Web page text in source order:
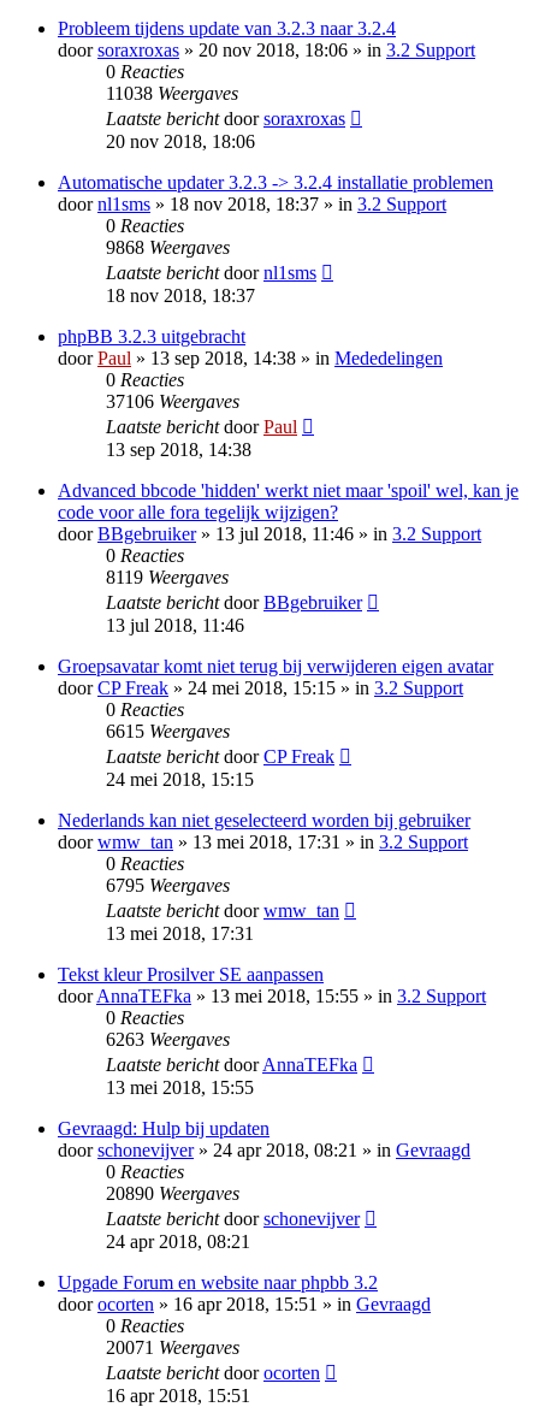
Probleem tijdens update van 3.2.3 naar 3.2.4
doorsoraxroxas » 20 nov 2018, 18:06 » in 3.2 Support
0 Reacties
11038 Weergaves
Laatste berichtdoorsoraxroxas
20 nov 2018, 18:06
Automatische updater 3.2.3 -> 3.2.4 installatie problemen
doornl1sms » 18 nov 2018, 18:37 » in 3.2 Support
0 Reacties
9868 Weergaves
Laatste berichtdoornl1sms
18 nov 2018, 18:37
phpBB 3.2.3 uitgebracht
doorPaul » 13 sep 2018, 14:38 » in Mededelingen
0 Reacties
37106 Weergaves
Laatste berichtdoorPaul
13 sep 2018, 14:38
Advanced bbcode 'hidden' werkt niet maar 'spoil' wel, kan je
code voor alle fora tegelijk wijzigen?
doorBBgebruiker» 13 jul 2018, 11:46 » in 3.2 Support
0 Reacties
8119 Weergaves
Laatste berichtdoorBBgebruiker
13 jul 2018, 11:46
Groepsavatar komt niet terug bij verwijderen eigen avatar
doorCP Freak » 24 mei 2018, 15:15 » in 3.2 Support
0 Reacties
6615 Weergaves
Laatste berichtdoorCP Freak
24 mei 2018, 15:15
Nederlands kan niet geselecteerd worden bij gebruiker
doorwmw_tan » 13 mei 2018, 17:31 » in 3.2 Support
0 Reacties
6795 Weergaves
Laatste berichtdoorwmw_tan
13 mei 2018, 17:31
Tekst kleur Prosilver SE aanpassen
doorAnnaTEFka » 13 mei 2018, 15:55 » in 3.2 Support
0 Reacties
6263 Weergaves
Laatste berichtdoorAnnaTEFka
13 mei 2018, 15:55
Gevraagd: Hulp bij updaten
doorschonevijver» 24 apr 2018, 08:21 » in Gevraagd
0 Reacties
20890 Weergaves
Laatste berichtdoorschonevijver
24 apr 2018, 08:21
Upgade Forum en website naar phpbb 3.2
doorocorten » 16 apr 2018, 15:51 » in Gevraagd
0 Reacties
20071 Weergaves
Laatste berichtdoorocorten
16 apr 2018, 15:51